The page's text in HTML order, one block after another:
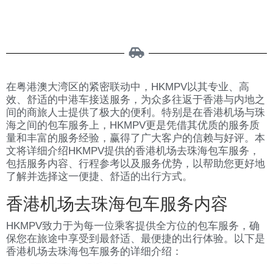
在粤港澳大湾区的紧密联动中，HKMPV以其专业、高
效、舒适的中港车接送服务，为众多往返于香港与内地之
间的商旅人士提供了极大的便利。特别是在香港机场与珠
海之间的包车服务上，HKMPV更是凭借其优质的服务质
量和丰富的服务经验，赢得了广大客户的信赖与好评。本
文将详细介绍HKMPV提供的香港机场去珠海包车服务，
包括服务内容、行程参考以及服务优势，以帮助您更好地
了解并选择这一便捷、舒适的出行方式。
香港机场去珠海包车服务内容
HKMPV致力于为每一位乘客提供全方位的包车服务，确
保您在旅途中享受到最舒适、最便捷的出行体验。以下是
香港机场去珠海包车服务的详细介绍：